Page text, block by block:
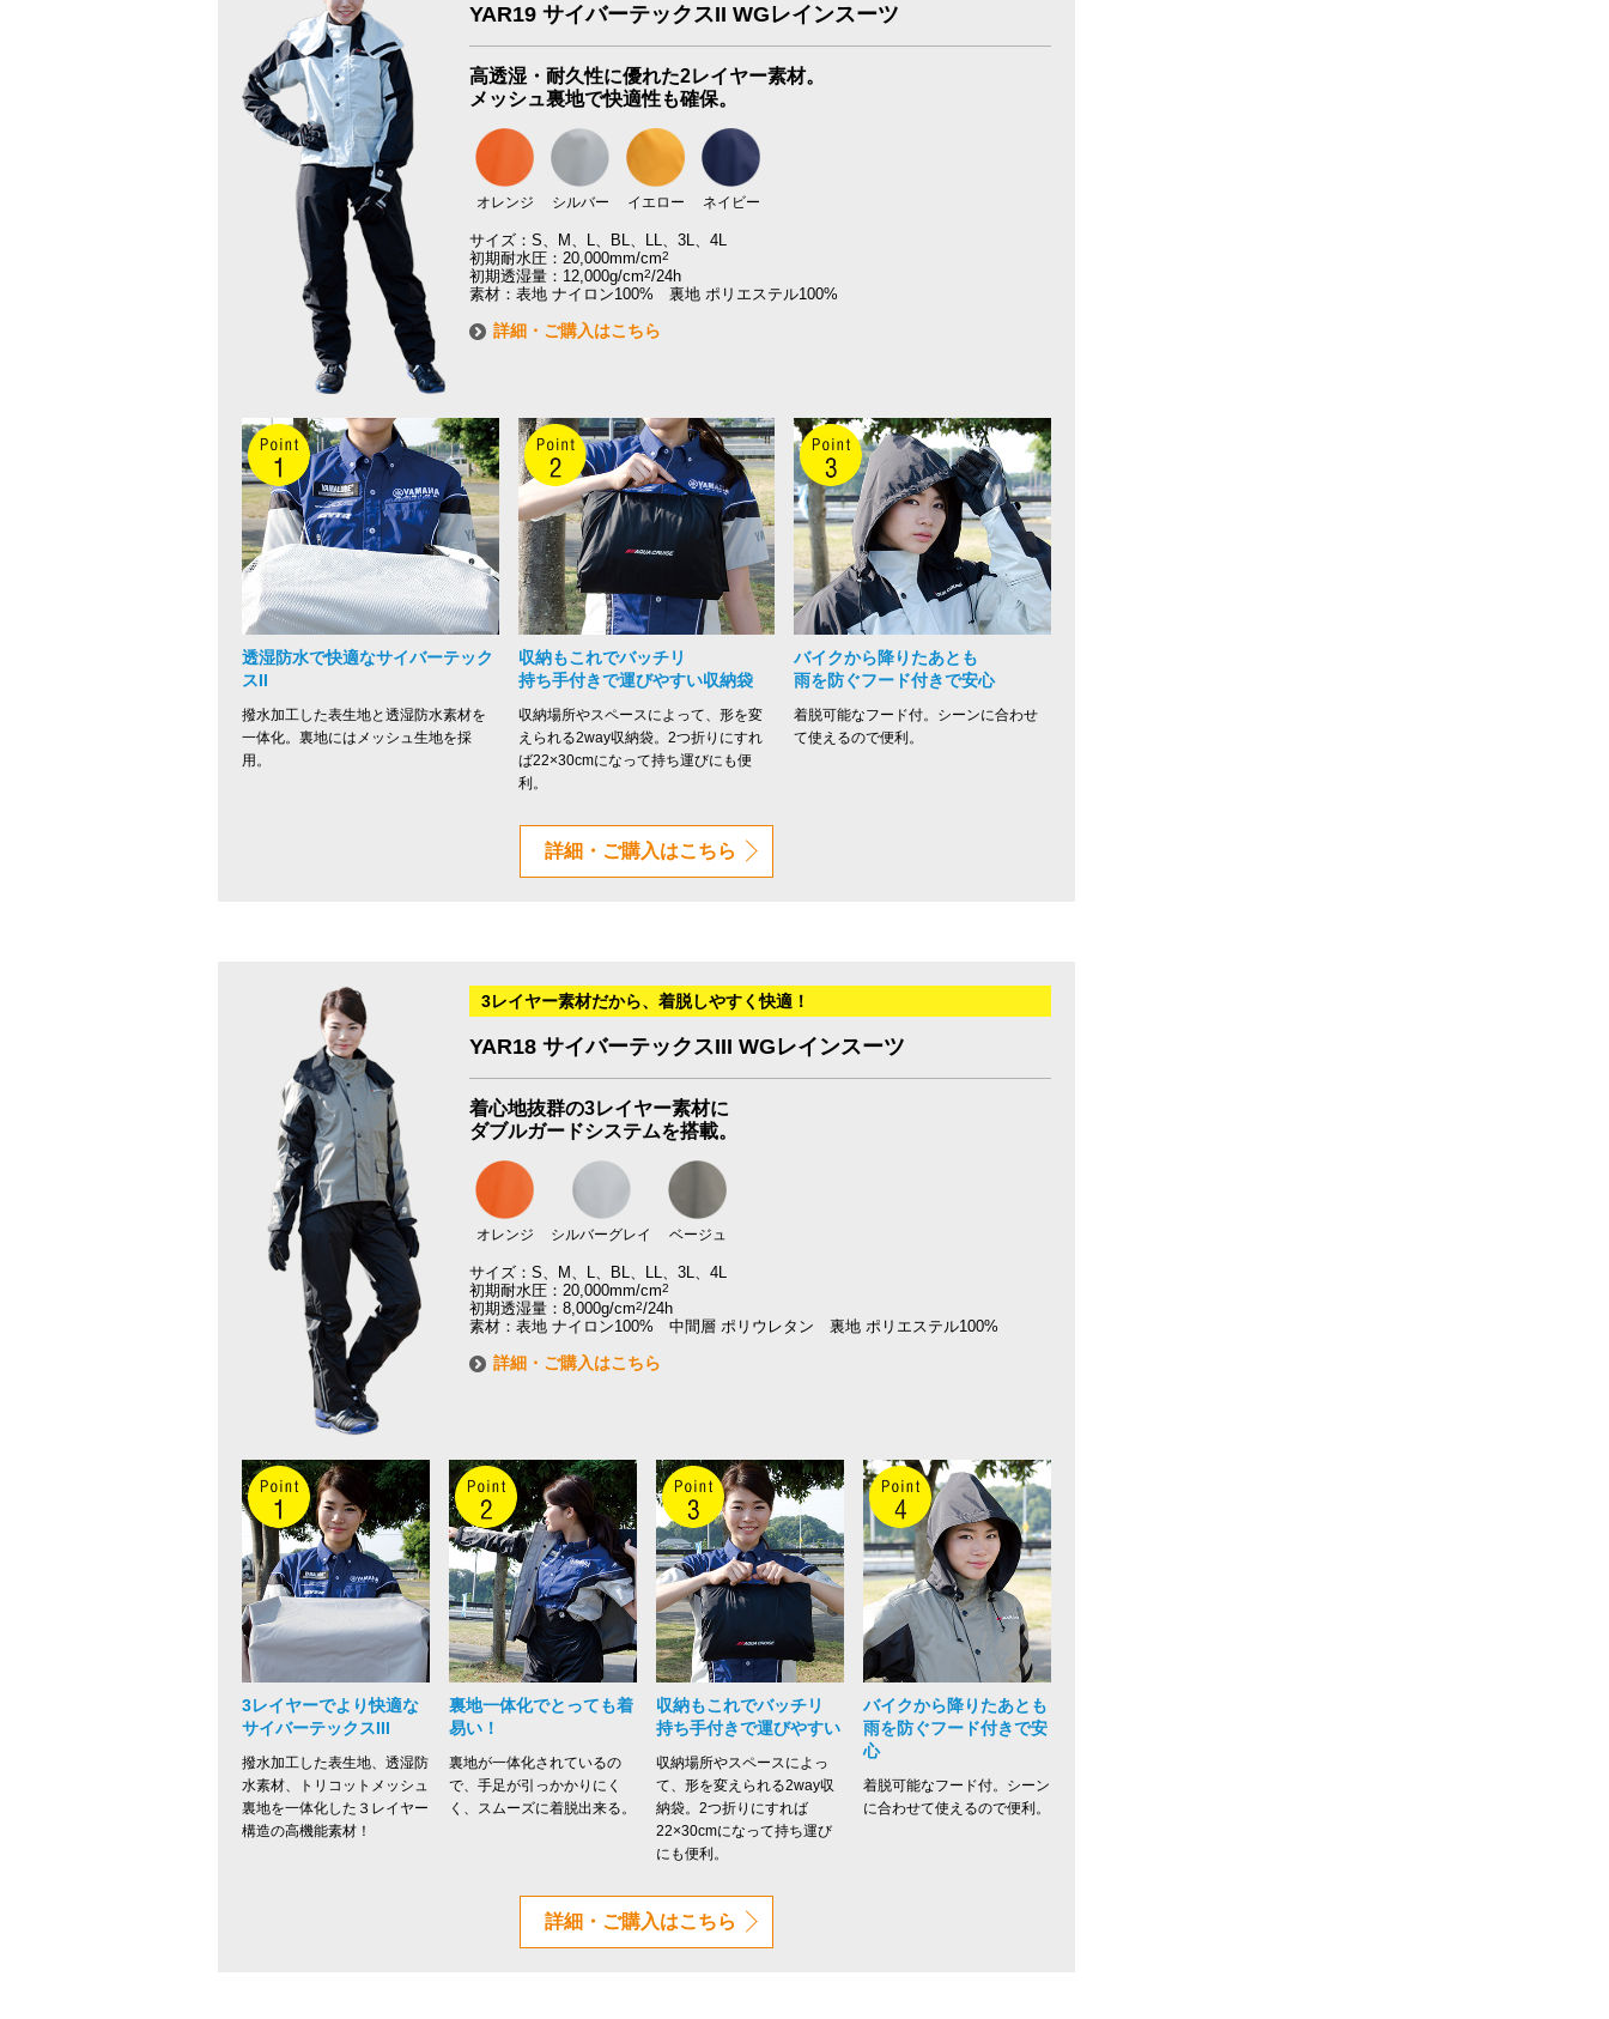
YAR19 サイバーテックスII WGレインスーツ
高透湿・耐久性に優れた2レイヤー素材。
メッシュ裏地で快適性も確保。
オレンジ シルバー イエロー ネイビー
サイズ：S、M、L、BL、LL、3L、4L
初期耐水圧：20,000mm/cm2
初期透湿量：12,000g/cm2/24h
素材：表地 ナイロン100% 裏地 ポリエステル100%
詳細・ご購入はこちら
透湿防水で快適なサイバーテック
スII
撥水加工した表生地と透湿防水素材を
一体化。裏地にはメッシュ生地を採
用。
収納もこれでバッチリ
持ち手付きで運びやすい収納袋
収納場所やスペースによって、形を変
えられる2way収納袋。2つ折りにすれ
ば22×30cmになって持ち運びにも便
利。
バイクから降りたあとも
雨を防ぐフード付きで安心
着脱可能なフード付。シーンに合わせ
て使えるので便利。
詳細・ご購入はこちら
3レイヤー素材だから、着脱しやすく快適！
YAR18 サイバーテックスIII WGレインスーツ
着心地抜群の3レイヤー素材に
ダブルガードシステムを搭載。
オレンジ シルバーグレイ ベージュ
サイズ：S、M、L、BL、LL、3L、4L
初期耐水圧：20,000mm/cm2
初期透湿量：8,000g/cm2/24h
素材：表地 ナイロン100% 中間層 ポリウレタン 裏地 ポリエステル100%
詳細・ご購入はこちら
3レイヤーでより快適な
サイバーテックスIII
撥水加工した表生地、透湿防
水素材、トリコットメッシュ
裏地を一体化した３レイヤー
構造の高機能素材！
裏地一体化でとっても着
易い！
裏地が一体化されているの
で、手足が引っかかりにく
く、スムーズに着脱出来る。
収納もこれでバッチリ
持ち手付きで運びやすい
収納場所やスペースによっ
て、形を変えられる2way収
納袋。2つ折りにすれば
22×30cmになって持ち運び
にも便利。
バイクから降りたあとも
雨を防ぐフード付きで安
心
着脱可能なフード付。シーン
に合わせて使えるので便利。
詳細・ご購入はこちら